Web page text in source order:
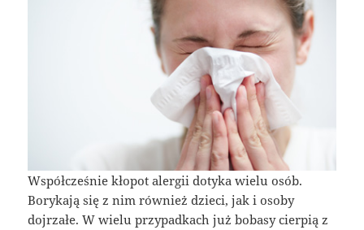
Współcześnie kłopot alergii dotyka wielu osób.
Borykają się z nim również dzieci, jak i osoby
dojrzałe. W wielu przypadkach już bobasy cierpią z